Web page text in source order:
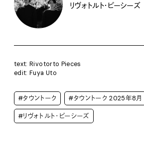
リヴォトルト・ピーシーズ
text: Rivotorto Pieces
edit: Fuya Uto
#タウントーク #タウントーク 2025年8月
#リヴォトルト・ピーシーズ